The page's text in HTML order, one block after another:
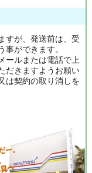
すが、発送前は、受
ができます。
ールまたは電話で上
だきますようお願い
は契約の取り消しを